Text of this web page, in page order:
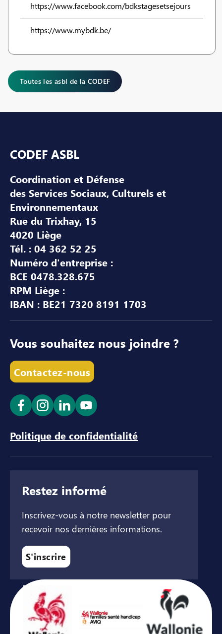
https://www.facebook.com/bdkstagesetsejours
https://www.mybdk.be/
Toutes les asbl de la CODEF
CODEF ASBL
Coordination et Défense
des Services Sociaux, Culturels et
Environnementaux
Rue du Trixhay, 15
4020 Liège
Tél. : 04 362 52 25
Numéro d'entreprise :
BCE 0478.328.675
RPM Liège :
IBAN : BE21 7320 8191 1703
Vous souhaitez nous joindre ?
Contactez-nous
Ouvrir le lien dans un nouvel onglet
Ouvrir le lien dans un nouvel onglet
Ouvrir le lien dans un nouvel
Ouvrir le lien dans un
Politique de confidentialité
Restez informé
Inscrivez-vous à notre newsletter pour
recevoir nos dernières informations.
S'inscrire
Avec le soutien de ...